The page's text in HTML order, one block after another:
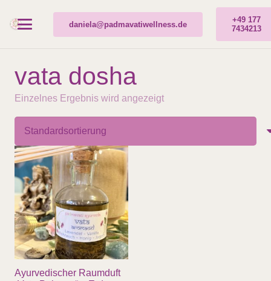
daniela@padmavatiwellness.de
+49 177
7434213
vata dosha
Einzelnes Ergebnis wird angezeigt
Ayurvedischer Raumduft